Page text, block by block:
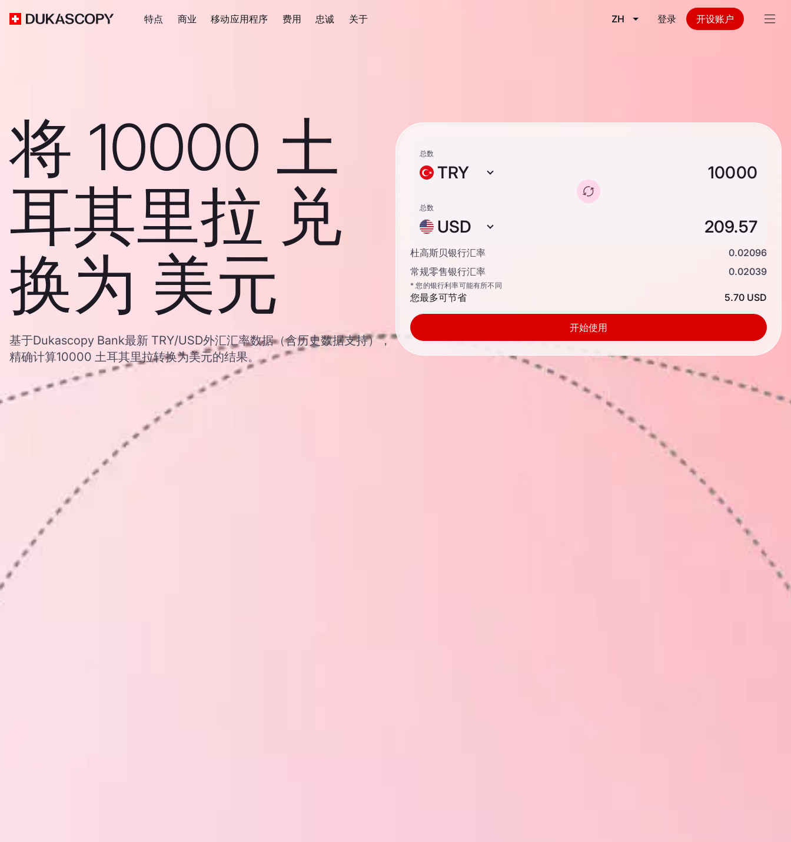
特点 商业 移动应用程序 费用 忠诚 关于 ZH 登录 开设账户
将 10000 土
耳其里拉 兑
换为 美元
基于Dukascopy Bank最新 TRY/USD外汇汇率数据（含历史数据支持），
精确计算10000 土耳其里拉转换为美元的结果。
总数
TRY
总数
USD
杜高斯贝银行汇率
0.02096
常规零售银行汇率
0.02039
* 您的银行利率可能有所不同
您最多可节省 5.70 USD
开始使用